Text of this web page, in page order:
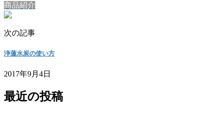
商品紹介
次の記事
浄蓮水炭の使い方
2017年9月4日
最近の投稿